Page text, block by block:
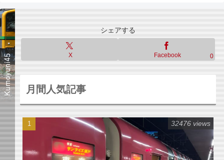
シェアする
X Facebook 0
月間人気記事
32476 views